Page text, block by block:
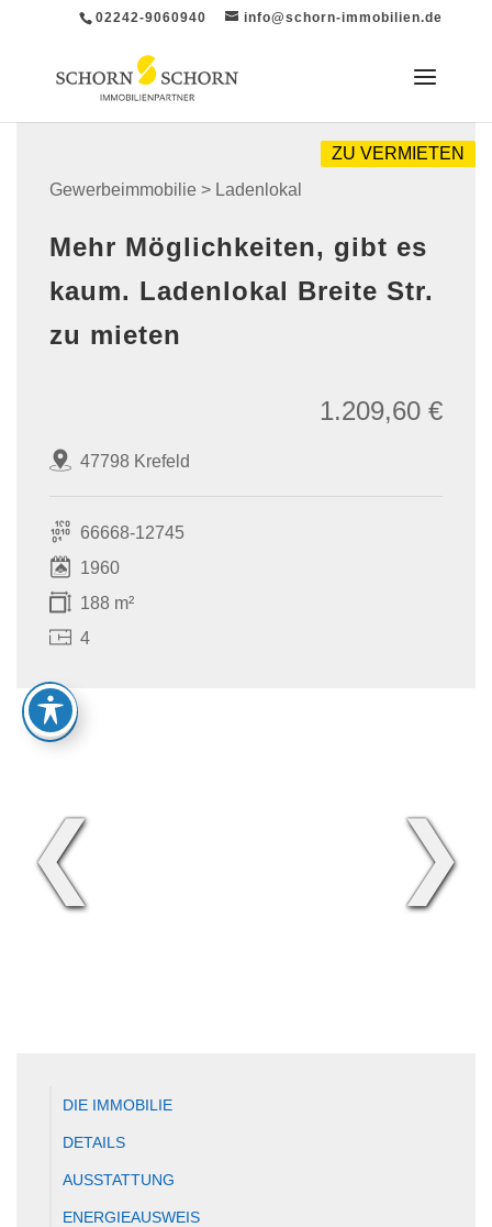
02242-9060940 info@schorn-immobilien.de
Gewerbeimmobilie > Ladenlokal
ZU VERMIETEN
Mehr Möglichkeiten, gibt es
kaum. Ladenlokal Breite Str.
zu mieten
47798 Krefeld
1.209,60 €
66668-12745
1960
188 m²
4
❮ ❯
DIE IMMOBILIE
DETAILS
AUSSTATTUNG
ENERGIEAUSWEIS